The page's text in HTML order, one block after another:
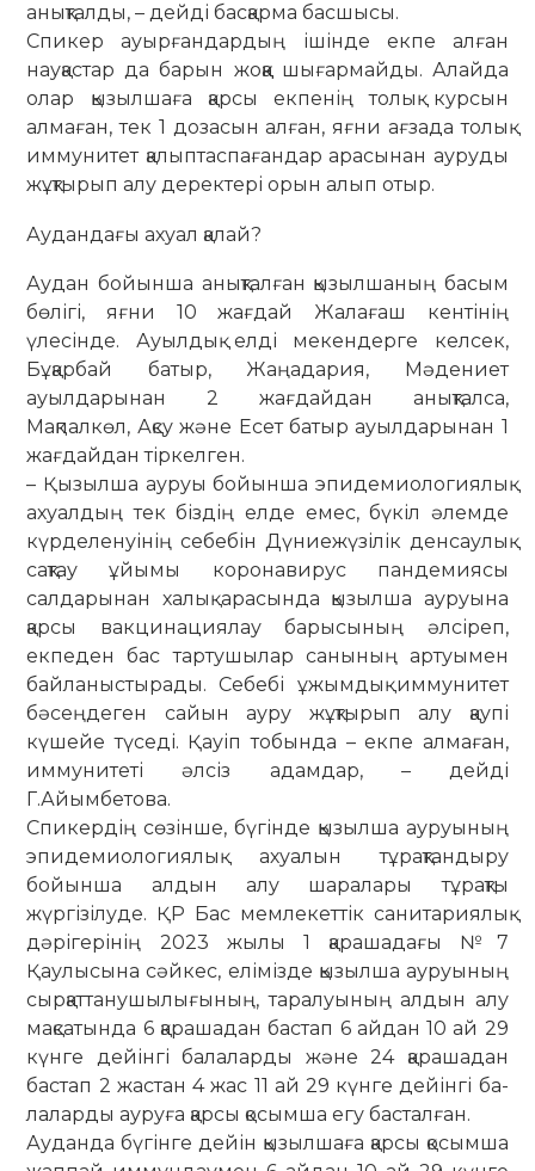
анықталды, – дейді басқарма басшысы.
Спикер ауырғандардың ішінде екпе алған
науқастар да барын жоққа шы­ғар­майды. Алайда
олар қызылшаға қарсы екпенің толық курсын
алмаған, тек 1 до­засын алған, яғни ағзада толық
имму­нитет қалыптаспағандар арасынан ау­ру­ды
жұқ­тырып алу деректері орын алып отыр.
Аудандағы ахуал қалай?
Аудан бойынша анықталған қызыл­шаның басым
бөлігі, яғни 10 жағдай Жа­лағаш кентінің
үлесінде. Ауылдық елді мекендерге келсек,
Бұқарбай батыр, Жаңа­­дария, Мәдениет
ауылдарынан 2 жағдайдан анықталса,
Мақпалкөл, Ақсу және Есет батыр ауылдарынан 1
жағ­дайдан тіркелген.
– Қызылша ауруы бойынша эпиде­миологиялық
ахуалдың тек біздің елде емес, бүкіл әлемде
күрделенуінің себебін Дүниежүзілік денсаулық
сақтау ұйымы коронавирус пандемиясы
салдарынан халық арасында қызылша ауруына
қарсы вакцинациялау барысының әлсіреп,
екпе­ден бас тартушылар санының ар­туымен
байланыстырады. Себебі ұжым­дық иммунитет
бәсеңдеген сайын ауру жұқтырып алу қаупі
күшейе түседі. Қауіп тобында – екпе алмаған,
иммунитеті әлсіз адамдар, – дейді
Г.Айымбетова.
Спикердің сөзінше, бүгінде қызылша ауруының
эпидемиологиялық ахуалын тұрақтандыру
бойынша алдын алу ша­ралары тұрақты
жүргізілуде. ҚР Бас мемлекеттік санитариялық
дәрігерінің 2023 жылы 1 қарашадағы №7
Қаулысына сәйкес, елімізде қызылша ауруының
сыр­қат­танушылығының, таралуының алдын алу
мақсатында 6 қарашадан бас­тап 6 ай­дан 10 ай 29
күнге дейінгі ба­ла­ларды және 24 қарашадан
бастап 2 жастан 4 жас 11 ай 29 күнге дейінгі ба­
ла­ларды ауруға қарсы қосымша егу басталған.
Ауданда бүгінге дейін қызылшаға қарсы қосымша